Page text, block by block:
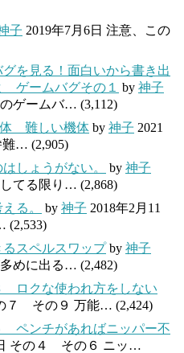
子 2019年7月6日 注意、この
を見る！面白いから書き出
ゲームバグその１
by 神子
ゲームバ… (3,112)
難しい機体 by 神子 2021
難… (2,905)
しょうがない。
by 神子
してる限り… (2,868)
る。
by 神子 2018年2月11
(2,533)
スペルスワップby 神子
めに出る… (2,482)
ロクな使われ方をしない
７ その９ 万能… (2,424)
ペンチがあればニッパー不
その４ その６ ニッ…